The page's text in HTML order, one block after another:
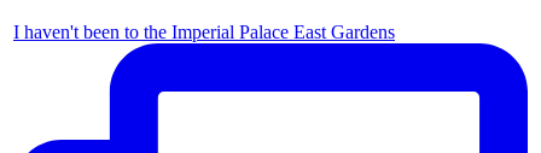
I haven't been to the Imperial Palace East Gardens